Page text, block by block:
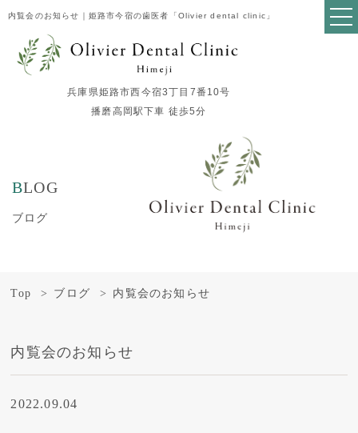
内覧会のお知らせ｜姫路市今宿の歯医者「Olivier dental clinic」
兵庫県姫路市西今宿3丁目7番10号
播磨高岡駅下車 徒歩5分
BLOG
ブログ
Top ブログ 内覧会のお知らせ
内覧会のお知らせ
2022.09.04